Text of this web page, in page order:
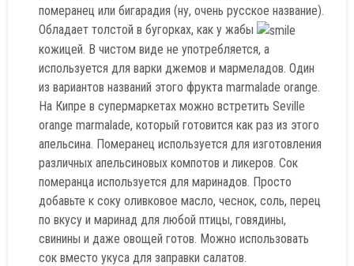
померанец или бигарадия (ну, очень русское название).
Обладает толстой в бугорках, как у жабы
кожицей. В чистом виде не употребляется, а
используется для варки джемов и мармеладов. Один
из вариантов названий этого фрукта marmalade orange.
На Кипре в супермаркетах можно встретить Seville
orange marmalade, который готовится как раз из этого
апельсина. Померанец используется для изготовления
различных апельсиновых компотов и ликеров. Сок
померанца используется для маринадов. Просто
добавьте к соку оливковое масло, чеснок, соль, перец
по вкусу и маринад для любой птицы, говядины,
свинины и даже овощей готов. Можно использовать
сок вместо укуса для заправки салатов.